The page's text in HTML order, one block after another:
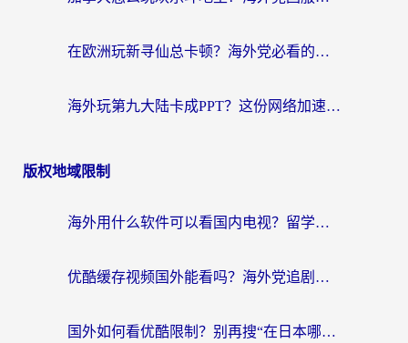
在欧洲玩新寻仙总卡顿？海外党必看的国服游戏加速全攻略
海外玩第九大陆卡成PPT？这份网络加速指南帮你丝滑上分
版权地域限制
海外用什么软件可以看国内电视？留学生亲测有效的追剧自由指南
优酷缓存视频国外能看吗？海外党追剧看片的终极解决方案来了
国外如何看优酷限制？别再搜“在日本哪个软件可以看中国电视剧”，这篇教你搞定